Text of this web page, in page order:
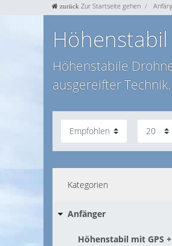
Zur Startseite gehen
Höhenstabil
Höhenstabile
ausgereifter Technik.
Kategorien
Anfänger
Höhenstabil mit GPS